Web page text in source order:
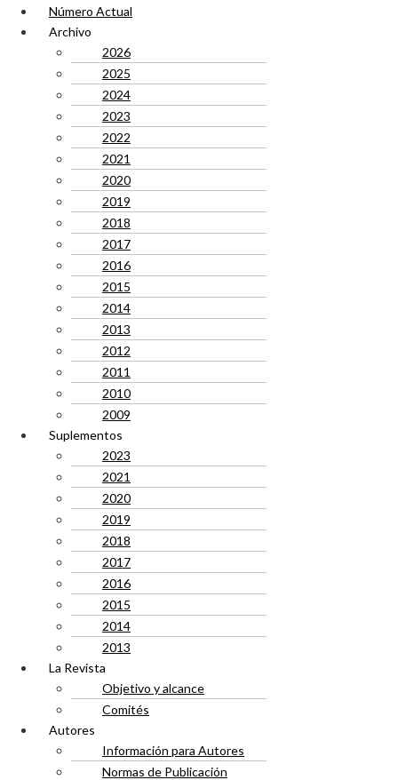
Número Actual
Archivo
2026
2025
2024
2023
2022
2021
2020
2019
2018
2017
2016
2015
2014
2013
2012
2011
2010
2009
Suplementos
2023
2021
2020
2019
2018
2017
2016
2015
2014
2013
La Revista
Objetivo y alcance
Comités
Autores
Información para Autores
Normas de Publicación